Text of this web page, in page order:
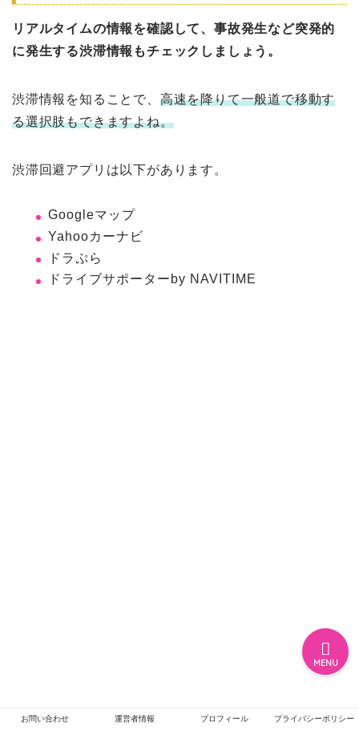
リアルタイムの情報を確認して、事故発生など突発的
に発生する渋滞情報もチェックしましょう。
渋滞情報を知ることで、 高速を降りて一般道で移動す
る選択肢もできますよね。
渋滞回避アプリは以下があります。
Googleマップ
Yahooカーナビ
ドラぷら
ドライブサポーターby NAVITIME
お問い合わせ 運営者情報 プロフィール プライバシーポリシー
MENU